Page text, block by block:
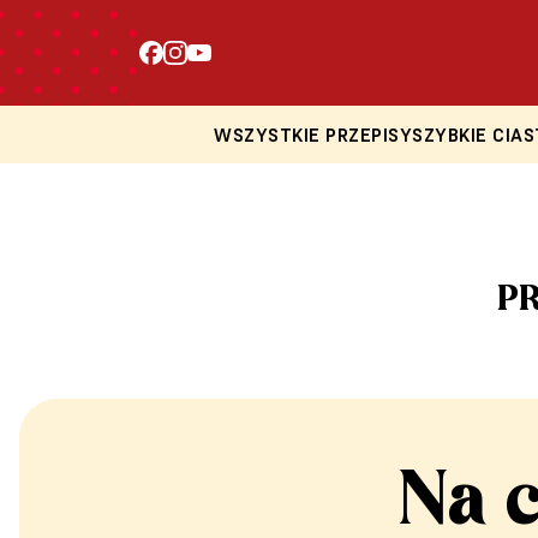
WSZYSTKIE PRZEPISYSZYBKIE
Na